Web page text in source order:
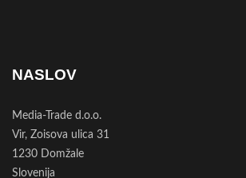
NASLOV
Media-Trade d.o.o.
Vir, Zoisova ulica 31
1230 Domžale
Slovenija